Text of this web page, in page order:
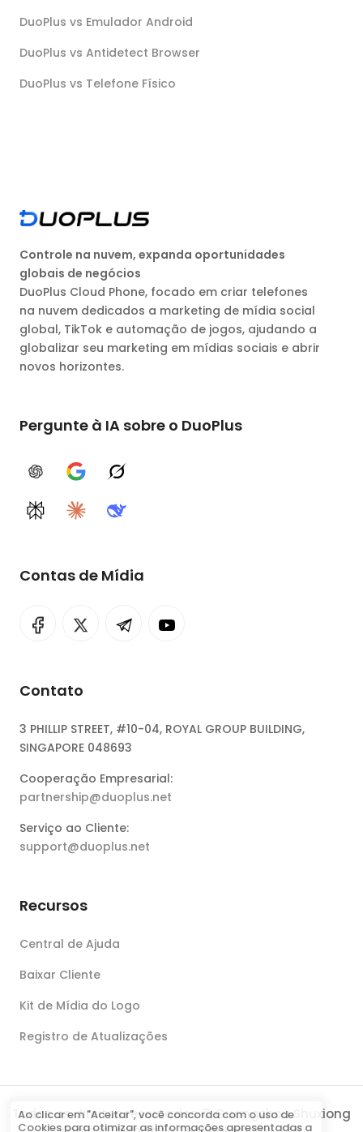
DuoPlus vs Emulador Android
DuoPlus vs Antidetect Browser
DuoPlus vs Telefone Físico
Controle na nuvem, expanda oportunidades
globais de negócios
DuoPlus Cloud Phone, focado em criar telefones
na nuvem dedicados a marketing de mídia social
global, TikTok e automação de jogos, ajudando a
globalizar seu marketing em mídias sociais e abrir
novos horizontes.
Pergunte à IA sobre o DuoPlus
ChatGPTGoogle AIGrok
PerplexityClaudeDeepSeek
Contas de Mídia
Contato
3 PHILLIP STREET, #10-04, ROYAL GROUP BUILDING,
SINGAPORE 048693
Cooperação Empresarial:
partnership@duoplus.net
Serviço ao Cliente:
support@duoplus.net
Recursos
Central de Ajuda
Baixar Cliente
Kit de Mídia do Logo
Registro de Atualizações
Todos os direitos reservados © Guangzhou Shuxiong
Ao clicar em "Aceitar", você concorda com o uso de
Cookies para otimizar as informações apresentadas a